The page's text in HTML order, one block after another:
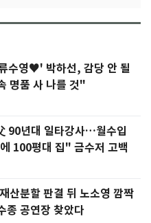
수영♥' 박하선, 감당 안 될
명품 사 나를 것"
90년대 일타강사…월수입
100평대 집" 금수저 고백
산분할 판결 뒤 노소영 깜짝
종 공연장 찾았다